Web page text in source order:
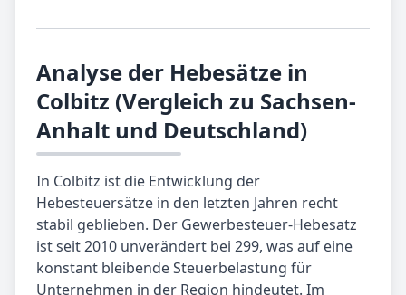
Analyse der Hebesätze in
Colbitz (Vergleich zu Sachsen-
Anhalt und Deutschland)
In Colbitz ist die Entwicklung der
Hebesteuersätze in den letzten Jahren recht
stabil geblieben. Der Gewerbesteuer-Hebesatz
ist seit 2010 unverändert bei 299, was auf eine
konstant bleibende Steuerbelastung für
Unternehmen in der Region hindeutet. Im